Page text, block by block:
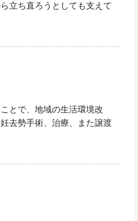
立ち直ろうとしても支えて
とで、地域の生活環境改
去勢手術、治療、また譲渡